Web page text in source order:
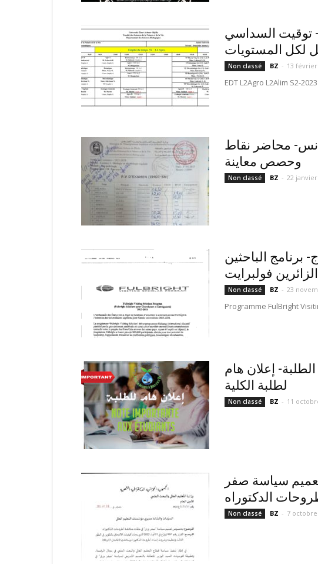
توقيت السداسي
لكل المستويات
Non classé BZ - 13 février
EDT L2Agro L2Alim S2-
محاضر نقاط
وحصص معاينة
Non classé BZ - 22 janvier
برنامج الباحثين
الزائرين فولبرايت
Non classé BZ - 23
Programme FulBright
إعلان هام
لطلبة الكلية
Non classé BZ - 11
تعميم سياسة صفر
الدكتوراه
Non classé BZ - 7 octobre